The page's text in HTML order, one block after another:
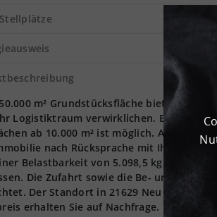
m² Grundstücksfläche bietet die
Logistiktraum verwirklichen. Bis zu 12
ab 10.000 m² ist möglich.
nach Rücksprache mit Ihrem
Belastbarkeit von 5.098,5 kg pro m²
Die Zufahrt sowie die Be- und
Der Standort in 21629 Neu
erhalten Sie auf Nachfrage.